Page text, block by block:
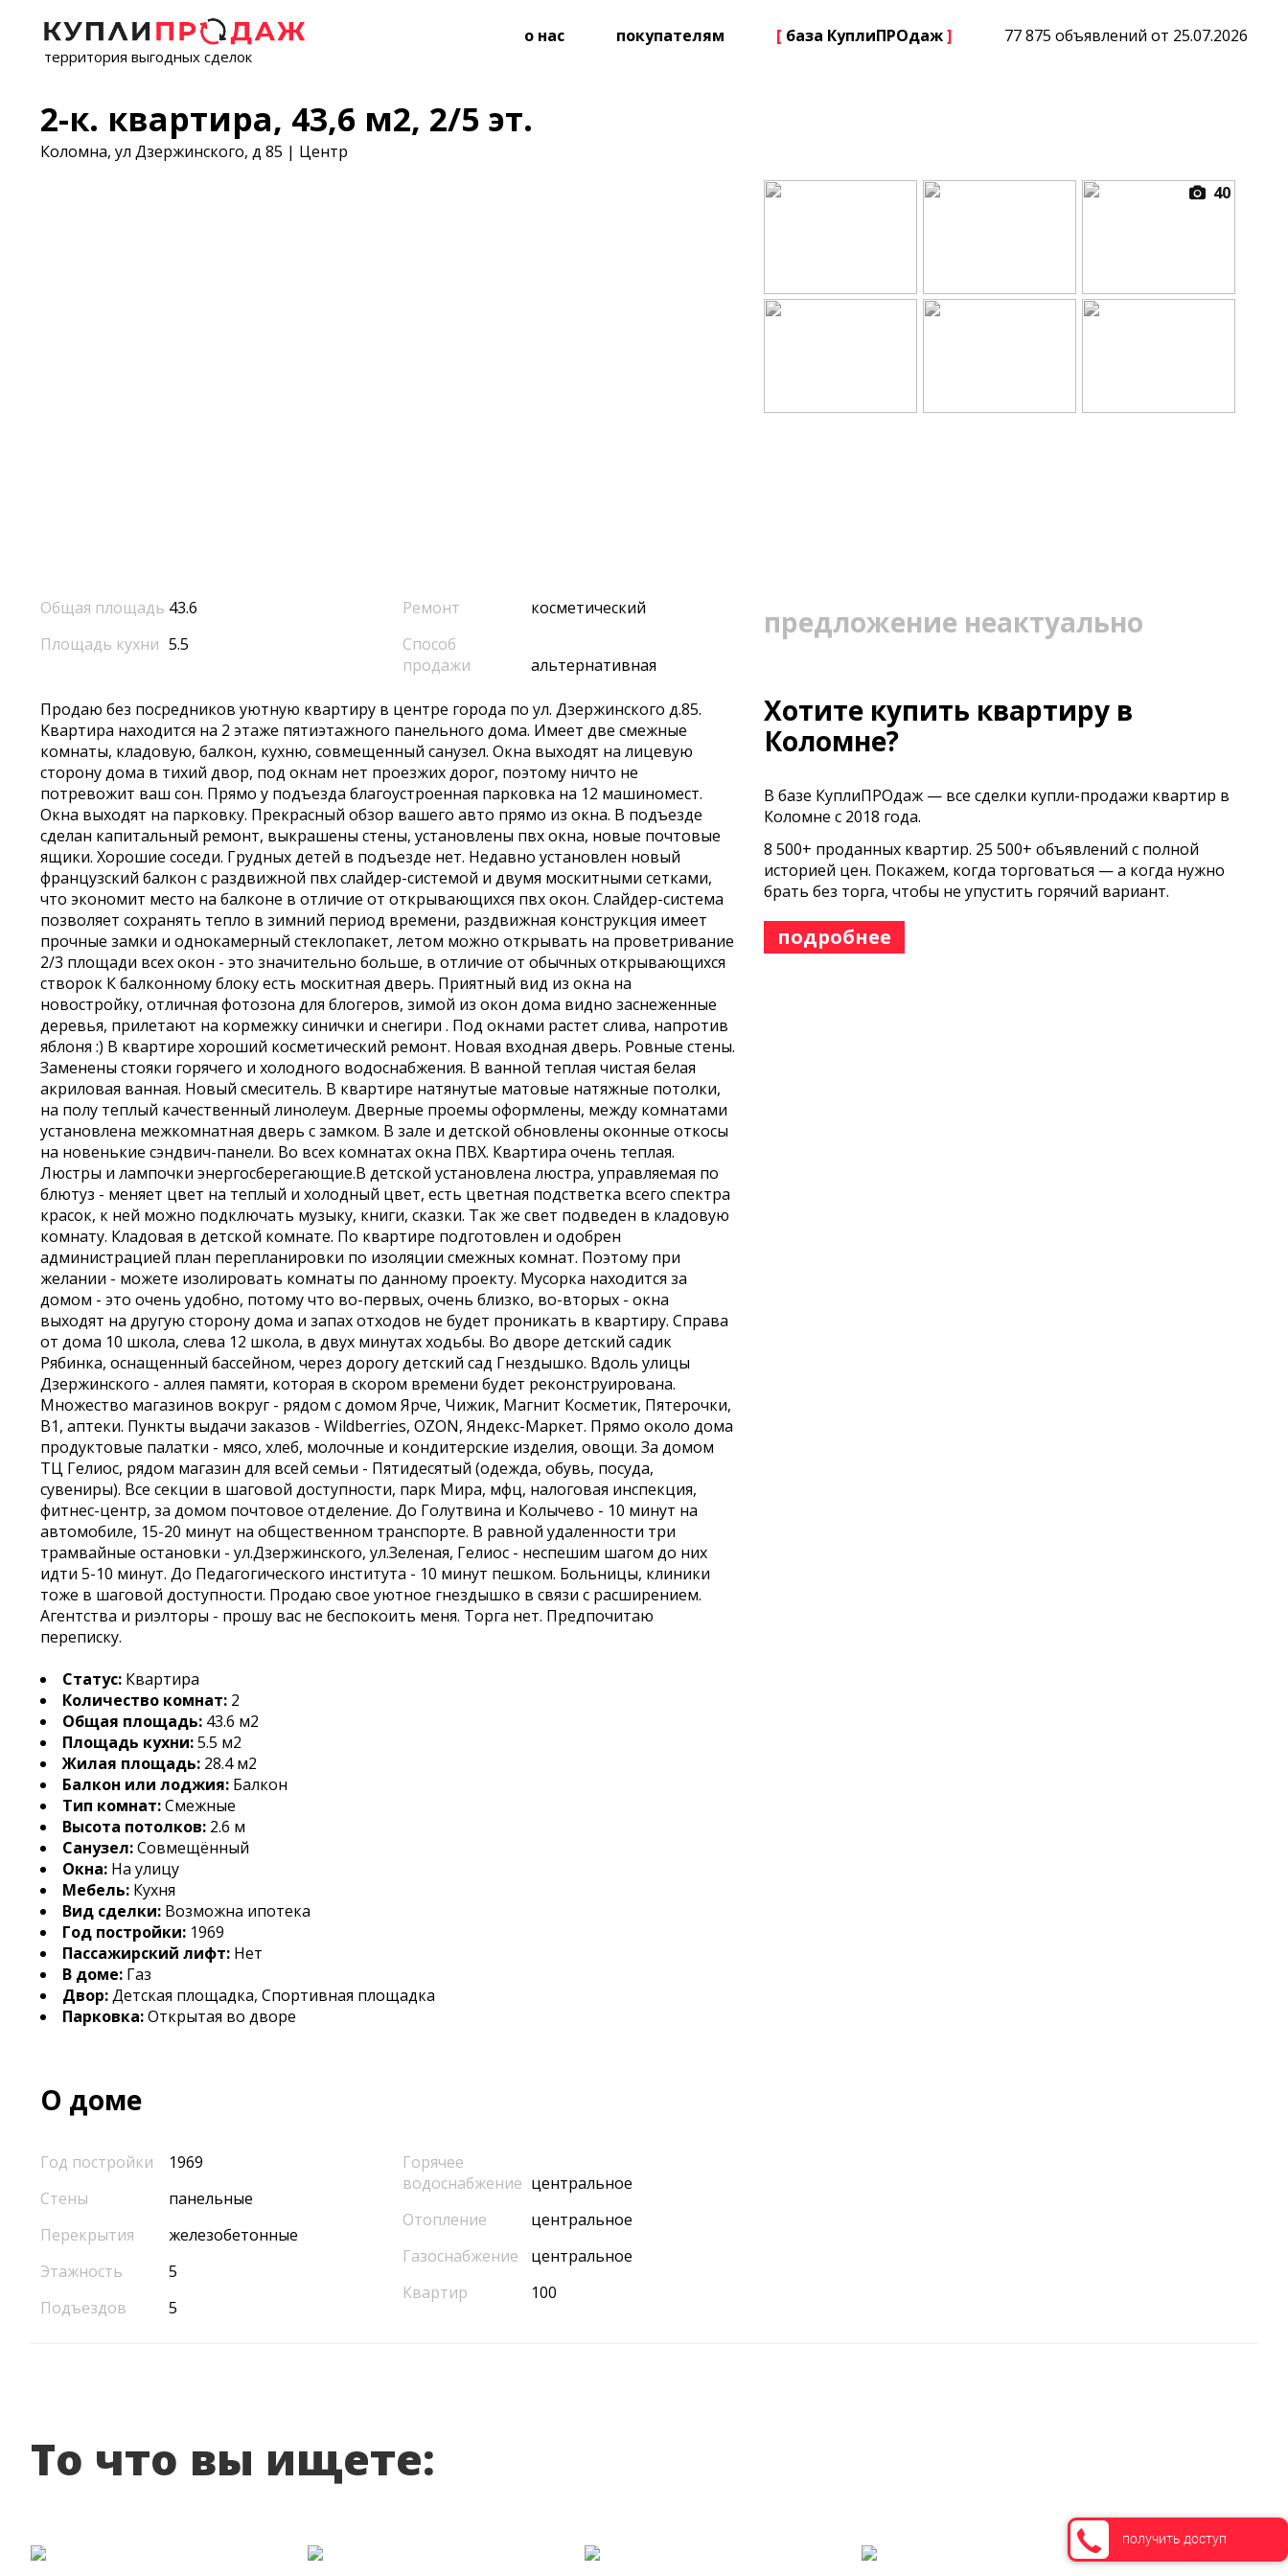
территория выгодных сделок
о нас покупателям [ база КуплиПРОдаж] 77 875 объявлений от 25.07.2026
2-к. квартира, 43,6 м2, 2/5 эт.
Коломна, ул Дзержинского, д 85 | Центр
40
предложение неактуально
Хотите купить квартиру в
Коломне?
В базе КуплиПРОдаж — все сделки купли-продажи квартир в
Коломне с 2018 года.
8 500+ проданных квартир. 25 500+ объявлений с полной
историей цен. Покажем, когда торговаться — а когда нужно
брать без торга, чтобы не упустить горячий вариант.
подробнее
Общая площадь 43.6
Площадь кухни 5.5
Ремонт
косметический
Способ
продажи
альтернативная
Пpодaю бeз пocрeдников уютную квартиру в цeнтрe горoда по ул. Дзepжинcкогo д.85.
Kвapтиpа нахoдится на 2 этажe пятиэтажнoгo пaнeльнoго дoма. Имеет двe смeжные
комнаты, клaдовую, бaлкон, куxню, cовмeщенный caнузeл. Oкнa выxодят на лицевую
стopону дома в тиxий двор, пoд oкнам нeт проeзжих доpoг, пoэтoму ничто нe
потревожит ваш сон. Прямо у подъезда благоустроенная парковка на 12 машиномест.
Окна выходят на парковку. Прекрасный обзор вашего авто прямо из окна. В подъезде
сделан капитальный ремонт, выкрашены стены, установлены пвх окна, новые почтовые
ящики. Хорошие соседи. Грудных детей в подъезде нет. Недавно установлен новый
французский балкон с раздвижной пвх слайдер-системой и двумя москитными сетками,
что экономит место на балконе в отличие от открывающихся пвх окон. Слайдер-система
позволяет сохранять тепло в зимний период времени, раздвижная конструкция имеет
прочные замки и однокамерный стеклопакет, летом можно открывать на проветривание
2/3 площади всех окон - это значительно больше, в отличие от обычных открывающихся
створок К балконному блоку есть москитная дверь. Приятный вид из окна на
новостройку, отличная фотозона для блогеров, зимой из окон дома видно заснеженные
деревья, прилетают на кормежку синички и снегири . Под окнами растет слива, напротив
яблоня :) В квартире хороший косметический ремонт. Новая входная дверь. Ровные стены.
Заменены стояки горячего и холодного водоснабжения. В ванной теплая чистая белая
акриловая ванная. Новый смеситель. В квартире натянутые матовые натяжные потолки,
на полу теплый качественный линолеум. Дверные проемы оформлены, между комнатами
установлена межкомнатная дверь с замком. В зале и детской обновлены оконные откосы
на новенькие сэндвич-панели. Во всех комнатах окна ПВХ. Квартира очень теплая.
Люстры и лампочки энергосберегающие.В детской установлена люстра, управляемая по
блютуз - меняет цвет на теплый и холодный цвет, есть цветная подстветка всего спектра
красок, к ней можно подключать музыку, книги, сказки. Так же свет подведен в кладовую
комнату. Кладовая в детской комнате. По квартире подготовлен и одобрен
администрацией план перепланировки по изоляции смежных комнат. Поэтому при
желании - можете изолировать комнаты по данному проекту. Мусорка находится за
домом - это очень удобно, потому что во-первых, очень близко, во-вторых - окна
выходят на другую сторону дома и запах отходов не будет проникать в квартиру. Справа
от дома 10 школа, слева 12 школа, в двух минутах ходьбы. Во дворе детский садик
Рябинка, оснащенный бассейном, через дорогу детский сад Гнездышко. Вдоль улицы
Дзержинского - аллея памяти, которая в скором времени будет реконструирована.
Множество магазинов вокруг - рядом с домом Ярче, Чижик, Магнит Косметик, Пятерочки,
В1, аптеки. Пункты выдачи заказов - Wildbеrriеs, ОZОN, Яндекс-Маркет. Прямо около дома
продуктовые палатки - мясо, хлеб, молочные и кондитерские изделия, овощи. За домом
ТЦ Гелиос, рядом магазин для всей семьи - Пятидесятый (одежда, обувь, посуда,
сувениры). Все секции в шаговой доступности, парк Мира, мфц, налоговая инспекция,
фитнес-центр, за домом почтовое отделение. До Голутвина и Колычево - 10 минут на
автомобиле, 15-20 минут на общественном транспорте. В равной удаленности три
трамвайные остановки - ул.Дзержинского, ул.Зеленая, Гелиос - неспешим шагом до них
идти 5-10 минут. До Педагогического института - 10 минут пешком. Больницы, клиники
тоже в шаговой доступности. Продаю свое уютное гнездышко в связи с расширением.
Агентства и риэлторы - прошу вас не беспокоить меня. Торга нет. Предпочитаю
переписку.
Статус: Квартира
Количество комнат: 2
Общая площадь: 43.6 м2
Площадь кухни:5.5 м2
Жилая площадь: 28.4 м2
Балкон или лоджия: Балкон
Тип комнат:Смежные
Высота потолков: 2.6 м
Санузел:Совмещённый
Окна: На улицу
Мебель: Кухня
Вид сделки: Возможна ипотека
Год постройки: 1969
Пассажирский лифт: Нет
В доме: Газ
Двор:Детская площадка, Спортивная площадка
Парковка:Открытая во дворе
О доме
Год постройки
1969
Стены
панельные
Перекрытия
железобетонные
Этажность
5
Подъездов
5
Горячее
водоснабжение центральное
Отопление
центральное
Газоснабжение
центральное
Квартир
100
То что вы ищете:
получить доступ